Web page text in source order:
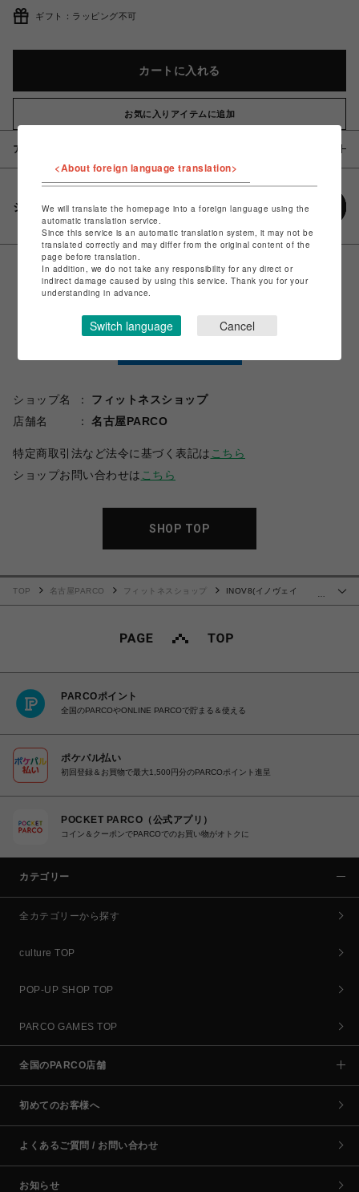
ギフト：ラッピング不可
カートに入れる
お気に入りアイテムに追加
アイテム説明 / 素材
シェアする
ショップ名
フィットネスショップ
店舗名
名古屋PARCO
特定商取引法など法令に基づく表記は こちら
ショップお問い合わせは こちら
SHOP TOP
TOP 名古屋PARCO フィットネスショップ
INOV8(イノヴェイ
PARCOポイント
全国のPARCOやONLINE PARCOで貯まる＆使える
ポケパル払い
初回登録＆お買物で最大1,500円分のPARCOポイント進呈
POCKET PARCO（公式アプリ）
コイン＆クーポンでPARCOでのお買い物がオトクに
カテゴリー
全カテゴリーから探す
culture TOP
POP-UP SHOP TOP
PARCO GAMES TOP
全国のPARCO店舗
初めてのお客様へ
よくあるご質問 / お問い合わせ
お知らせ
<About foreign language translation>
We will translate the homepage into a foreign language using the
automatic translation service.
Since this service is an automatic translation system, it may not be
translated correctly and may differ from the original content of the
page before translation.
In addition, we do not take any responsibility for any direct or
indirect damage caused by using this service. Thank you for your
understanding in advance.
Switch language Cancel